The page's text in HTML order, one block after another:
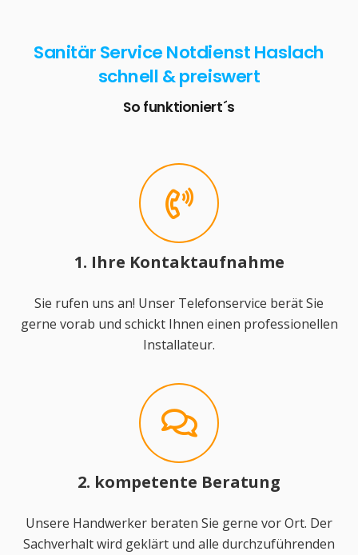
Sanitär Service Notdienst Haslach
schnell & preiswert
So funktioniert´s
1. Ihre Kontaktaufnahme
Sie rufen uns an! Unser Telefonservice berät Sie
gerne vorab und schickt Ihnen einen professionellen
Installateur.
2. kompetente Beratung
Unsere Handwerker beraten Sie gerne vor Ort. Der
Sachverhalt wird geklärt und alle durchzuführenden